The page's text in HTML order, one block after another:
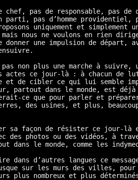
chef, pas de responsable, pas
parti, pas d’homme providentiel,
uniquement et simplement
nous ne voulons en rien
donner une impulsion de départ,
pas non plus une marche à
actes ce jour-là : à chacun de
de cibler ce qui lui semble
partout dans le monde, est déjà
ce que pour parler et
des usines, et plus,
sa façon de résister ce jour-
des photos ou des vidéos, à
dans le monde, comme les
dans d’autres langues ce
sur les murs des villes, pour
plus nombreux et plus